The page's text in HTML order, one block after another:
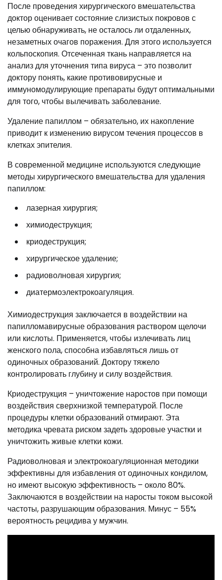
После проведения хирургического вмешательства
доктор оценивает состояние слизистых покровов с
целью обнаруживать, не осталось ли отдаленных,
незаметных очагов поражения. Для этого используется
кольпоскопия. Отсеченная ткань направляется на
анализ для уточнения типа вируса – это позволит
доктору понять, какие противовирусные и
иммуномодулирующие препараты будут оптимальными
для того, чтобы вылечивать заболевание.
Удаление папиллом – обязательно, их накопление
приводит к изменению вирусом течения процессов в
клетках эпителия.
В современной медицине используются следующие
методы хирургического вмешательства для удаления
папиллом:
лазерная хирургия;
химиодеструкция;
криодеструкция;
хирургическое удаление;
радиоволновая хирургия;
диатермоэлектрокоагуляция.
Химиодеструкция заключается в воздействии на
папилломавирусные образования раствором щелочи
или кислоты. Применяется, чтобы излечивать лиц
женского пола, способна избавляться лишь от
одиночных образований. Доктору тяжело
контролировать глубину и силу воздействия.
Криодеструкция – уничтожение наростов при помощи
воздействия сверхнизкой температурой. После
процедуры клетки образований отмирают. Эта
методика чревата риском задеть здоровые участки и
уничтожить живые клетки кожи.
Радиоволновая и электрокоагуляционная методики
эффективны для избавления от одиночных кондилом,
но имеют высокую эффективность – около 80%.
Заключаются в воздействии на наросты током высокой
частоты, разрушающим образования. Минус – 55%
вероятность рецидива у мужчин.